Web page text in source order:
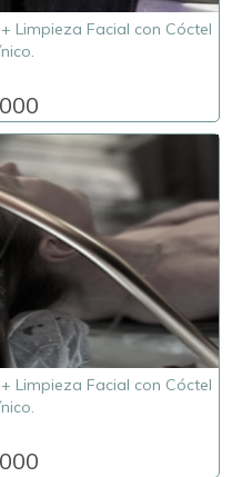
Limpieza Facial con Cóctel
Limpieza Facial con Cóctel